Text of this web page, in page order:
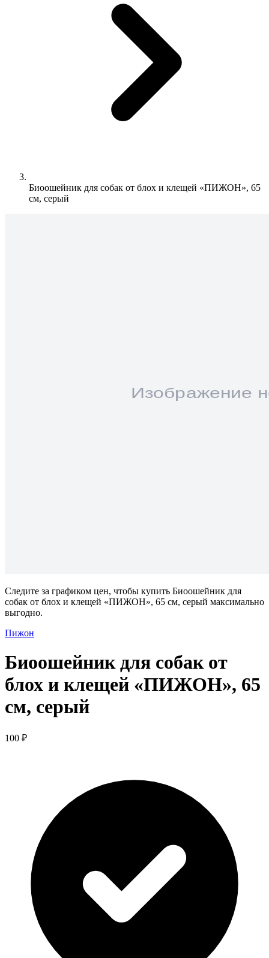
Биоошейник для собак от блох и клещей «ПИЖОН», 65
см, серый
Следите за графиком цен, чтобы купить Биоошейник для
собак от блох и клещей «ПИЖОН», 65 см, серый максимально
выгодно.
Пижон
Биоошейник для собак от
блох и клещей «ПИЖОН», 65
см, серый
100 ₽